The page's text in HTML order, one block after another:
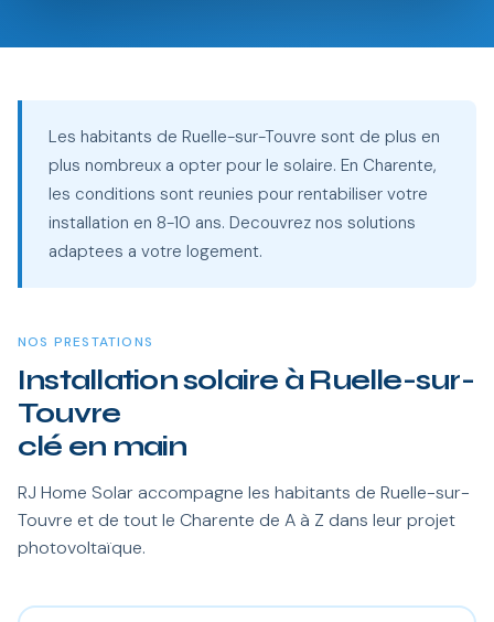
Les habitants de Ruelle-sur-Touvre sont de plus en
plus nombreux a opter pour le solaire. En Charente,
les conditions sont reunies pour rentabiliser votre
installation en 8-10 ans. Decouvrez nos solutions
adaptees a votre logement.
NOS PRESTATIONS
Installation solaire à Ruelle-sur-
Touvre
clé en main
RJ Home Solar accompagne les habitants de Ruelle-sur-
Touvre et de tout le Charente de A à Z dans leur projet
photovoltaïque.